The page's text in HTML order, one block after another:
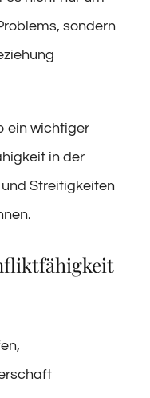
sondern
ein wichtiger
in der
Streitigkeiten